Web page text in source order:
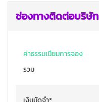
ช่องทางติดต่อบริษัท
ค่าธรรมเนียมการจอง
รวม